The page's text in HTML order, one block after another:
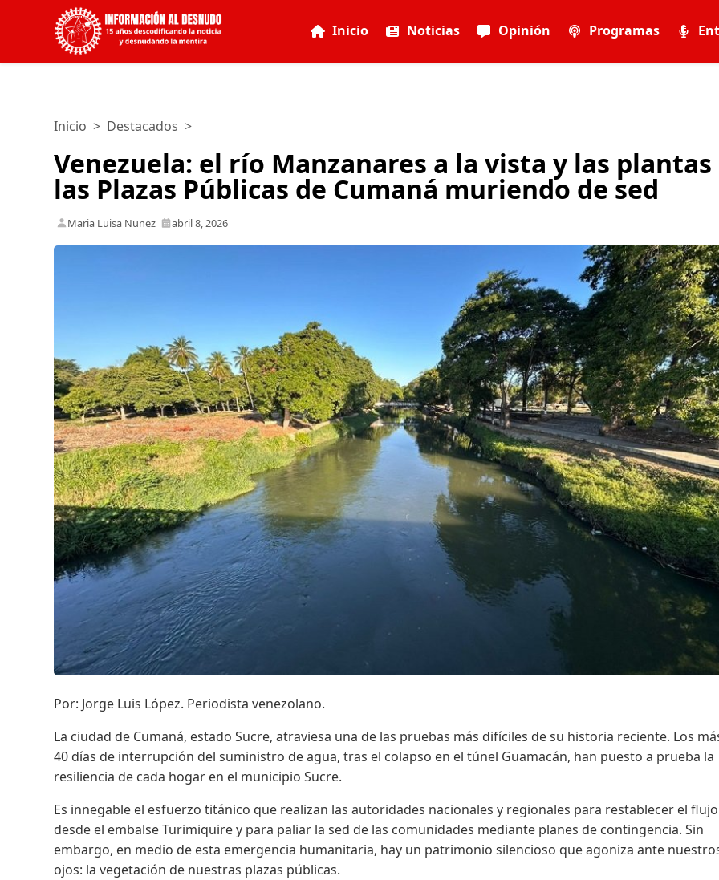
Inicio Noticias Opinión Programas
Inicio > Destacados >
Venezuela: el río Manzanares a la vista y las plantas
las Plazas Públicas de Cumaná muriendo de sed
Maria Luisa Nunez abril 8, 2026
Por: Jorge Luis López. Periodista venezolano.
La ciudad de Cumaná, estado Sucre, atraviesa una de las pruebas más difíciles de su historia reciente. Los
40 días de interrupción del suministro de agua, tras el colapso en el túnel Guamacán, han puesto a prueba la
resiliencia de cada hogar en el municipio Sucre.
Es innegable el esfuerzo titánico que realizan las autoridades nacionales y regionales para restablecer el flujo
desde el embalse Turimiquire y para paliar la sed de las comunidades mediante planes de contingencia. Sin
embargo, en medio de esta emergencia humanitaria, hay un patrimonio silencioso que agoniza ante
ojos: la vegetación de nuestras plazas públicas.